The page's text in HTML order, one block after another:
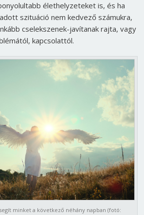
élethelyzeteket is, és ha
szituáció nem kedvező számukra,
cselekszenek-javítanak rajta, vagy
kapcsolattól.
minket a következő néhány napban (fotó: